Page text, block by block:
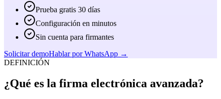
Prueba gratis 30 días
Configuración en minutos
Sin cuenta para firmantes
Solicitar demoHablar por WhatsApp →
DEFINICIÓN
¿Qué es la firma electrónica avanzada?